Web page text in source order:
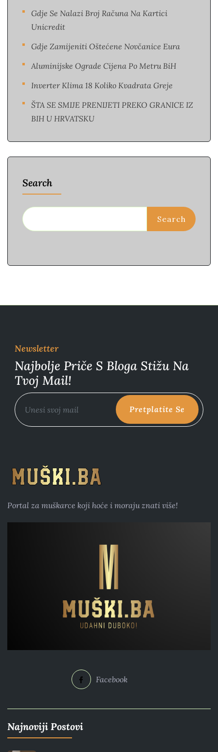
Gdje Se Nalazi Broj Računa Na Kartici
Unicredit
Gdje Zamijeniti Oštećene Novčanice Eura​
Aluminijske Ograde Cijena Po Metru BiH
Inverter Klima 18 Koliko Kvadrata Greje
ŠTA SE SMIJE PRENIJETI PREKO GRANICE IZ
BIH U HRVATSKU
Search
Search
Newsletter
Najbolje Priče S Bloga Stižu Na
Tvoj Mail!
Pretplatite Se
Portal za muškarce koji hoće i moraju znati više!
Facebook
Najnoviji Postovi